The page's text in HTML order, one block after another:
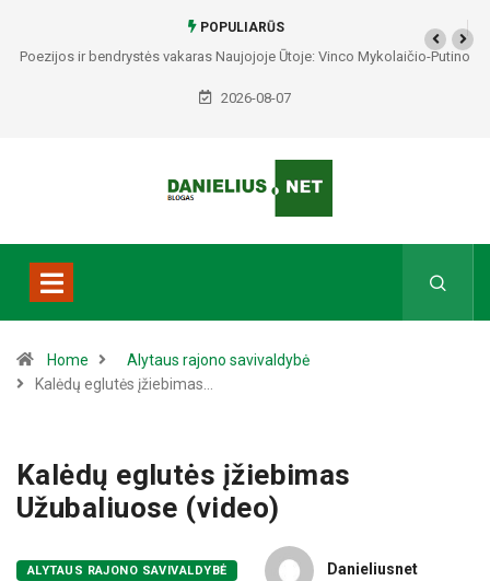
POPULIARŪS
Poezijos ir bendrystės vakaras Naujojoje Ūtoje: Vinco Mykolaičio-Putino
tėviškėje skambės eilės, dainos ir arbatos puodelių šiluma
2026-08-07
Home
Alytaus rajono savivaldybė
Kalėdų eglutės įžiebimas…
Kalėdų eglutės įžiebimas
Užubaliuose (video)
ALYTAUS RAJONO SAVIVALDYBĖ Danieliusnet